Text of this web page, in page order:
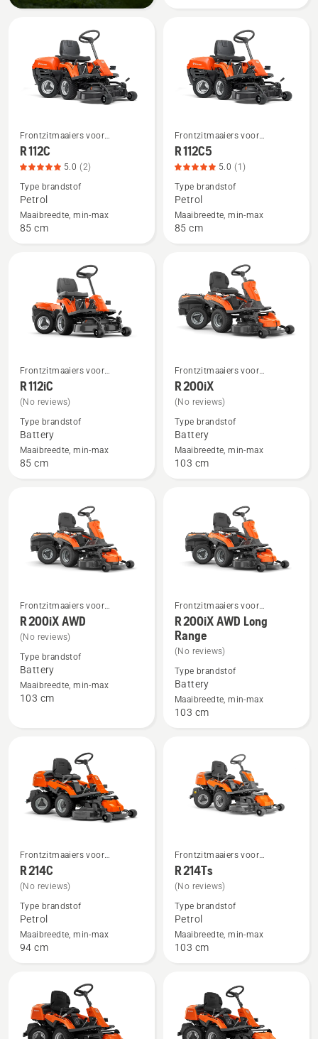
Bekijk
meer
details
over
R 112C,
productbeoordeling
Frontzitmaaiers voor
thuisgebruik
R 112C
5.0 (2)
Type brandstof
Petrol
Maaibreedte, min-max
85 cm
Bekijk
meer
details
over
R 112C5,
productbeoordeling
Frontzitmaaiers voor
thuisgebruik
R 112C5
5.0 (1)
Type brandstof
Petrol
Maaibreedte, min-max
85 cm
Bekijk
meer
details
over
R 112iC
Frontzitmaaiers voor
thuisgebruik
R 112iC
(No reviews)
Type brandstof
Battery
Maaibreedte, min-max
85 cm
Bekijk
meer
details
over
R 200iX
Frontzitmaaiers voor
thuisgebruik
R 200iX
(No reviews)
Type brandstof
Battery
Maaibreedte, min-max
103 cm
Bekijk
meer
over
R 200iX
AWD
Frontzitmaaiers voor
thuisgebruik
R 200iX AWD
(No reviews)
Type brandstof
Battery
Maaibreedte, min-max
103 cm
Bekijk
meer
details
over
R 200iX
AWD
Long
Frontzitmaaiers voor
thuisgebruik
R 200iX AWD Long
Range
(No reviews)
Type brandstof
Battery
Maaibreedte, min-max
103 cm
Bekijk
meer
details
over
R 214C
Frontzitmaaiers voor
thuisgebruik
R 214C
(No reviews)
Type brandstof
Petrol
Maaibreedte, min-max
94 cm
Bekijk
meer
details
over
R 214Ts
Frontzitmaaiers voor
thuisgebruik
R 214Ts
(No reviews)
Type brandstof
Petrol
Maaibreedte, min-max
103 cm